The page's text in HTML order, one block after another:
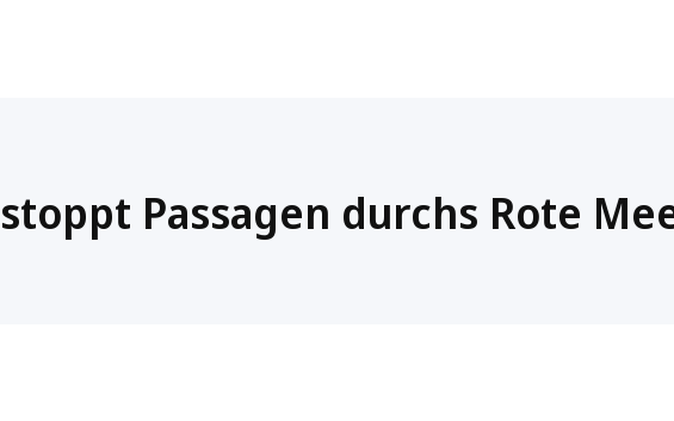
stoppt Passagen durchs Rote